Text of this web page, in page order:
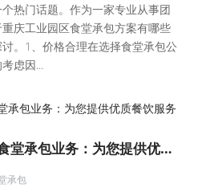
热门话题。作为一家专业从事团
庆工业园区食堂承包方案有哪些
。1、价格合理在选择食堂承包公
虑因...
重庆食堂承包业务-重庆食堂承包业务：为您提供优质餐饮服务
承包